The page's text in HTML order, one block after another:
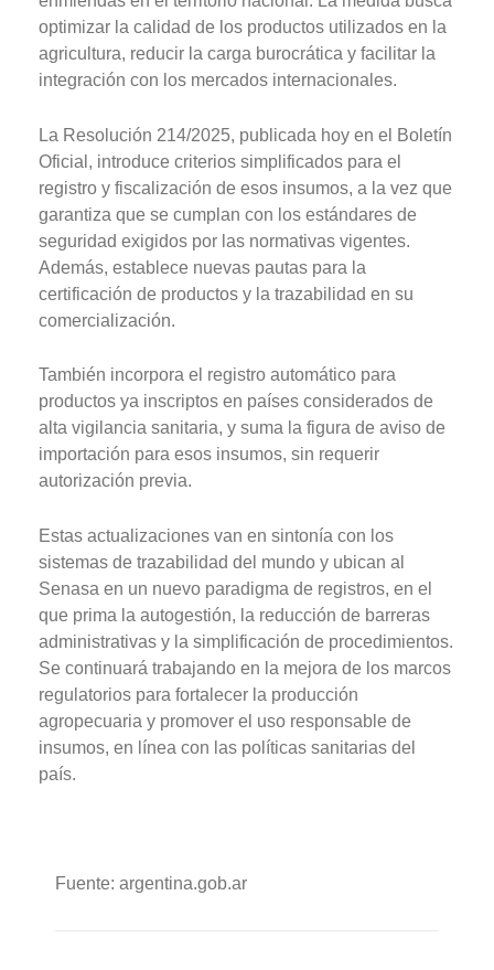
optimizar la calidad de los productos utilizados en la
agricultura, reducir la carga burocrática y facilitar la
integración con los mercados internacionales.
La Resolución 214/2025, publicada hoy en el Boletín
Oficial, introduce criterios simplificados para el
registro y fiscalización de esos insumos, a la vez que
garantiza que se cumplan con los estándares de
seguridad exigidos por las normativas vigentes.
Además, establece nuevas pautas para la
certificación de productos y la trazabilidad en su
comercialización.
También incorpora el registro automático para
productos ya inscriptos en países considerados de
alta vigilancia sanitaria, y suma la figura de aviso de
importación para esos insumos, sin requerir
autorización previa.
Estas actualizaciones van en sintonía con los
sistemas de trazabilidad del mundo y ubican al
Senasa en un nuevo paradigma de registros, en el
que prima la autogestión, la reducción de barreras
administrativas y la simplificación de procedimientos.
Se continuará trabajando en la mejora de los marcos
regulatorios para fortalecer la producción
agropecuaria y promover el uso responsable de
insumos, en línea con las políticas sanitarias del
país.
Fuente: argentina.gob.ar